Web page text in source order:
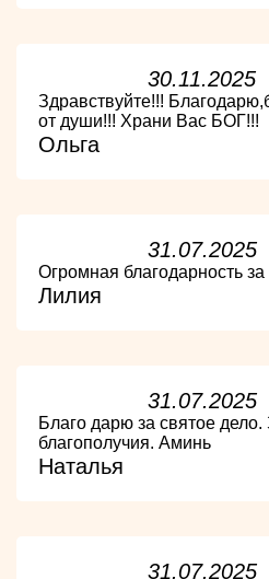
30.11.2025
Здравствуйте!!!
от души!!! Храни Вас БОГ!!!
Ольга
31.07.2025
Огромная благодарность
Лилия
31.07.2025
Благо дарю за святое
благополучия. Аминь
Наталья
31.07.2025